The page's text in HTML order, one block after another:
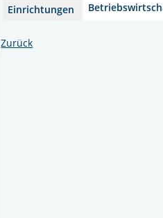
Einrichtungen
Zurück